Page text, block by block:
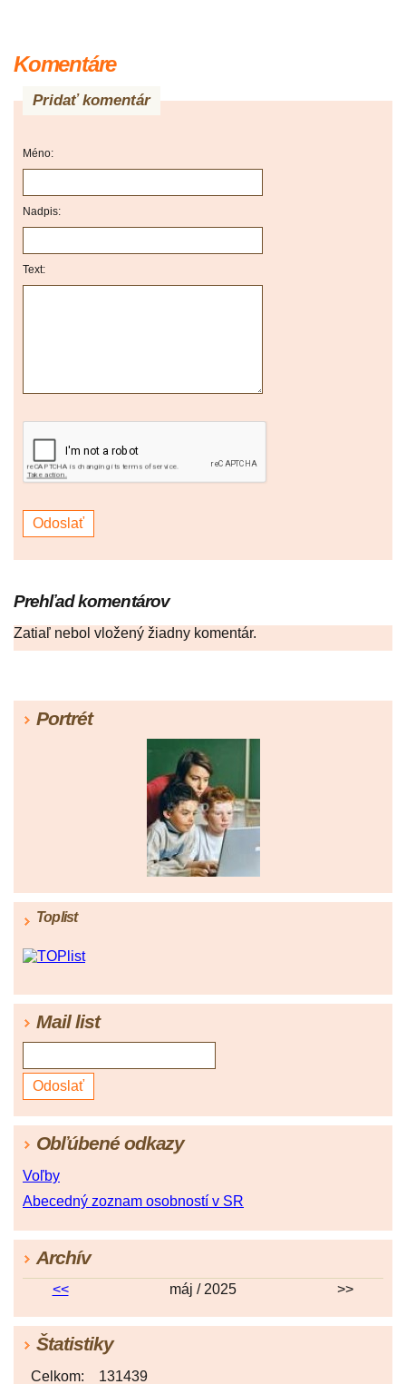
Komentáre
Pridať komentár
Méno:
Nadpis:
Text:
Prehľad komentárov
Zatiaľ nebol vložený žiadny komentár.
Portrét
Toplist
Mail list
Obľúbené odkazy
Voľby
Abecedný zoznam osobností v SR
Archív
<< máj / 2025 >>
Štatistiky
Celkom: 131439